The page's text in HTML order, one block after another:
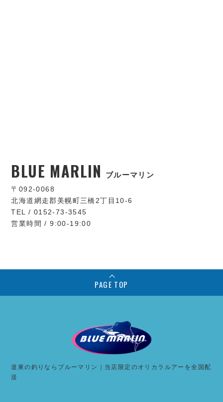
BLUE MARLIN ブルーマリン
〒092-0068
北海道網走郡美幌町三橋2丁目10-6
TEL / 0152-73-3545
営業時間 / 9:00-19:00
PAGE TOP
道東の釣りならブルーマリン｜当店限定のオリカラルアーを全国配
送